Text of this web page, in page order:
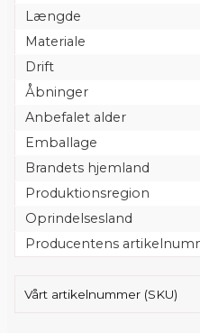
Længde
Materiale
Drift
Åbninger
Anbefalet alder
Emballage
Brandets hjemland
Produktionsregion
Oprindelsesland
Producentens
Vårt artikelnummer (SKU)